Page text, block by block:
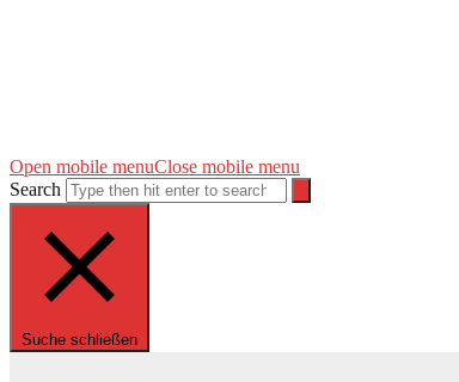
Open mobile menuClose mobile menu
Search
Suche schließen